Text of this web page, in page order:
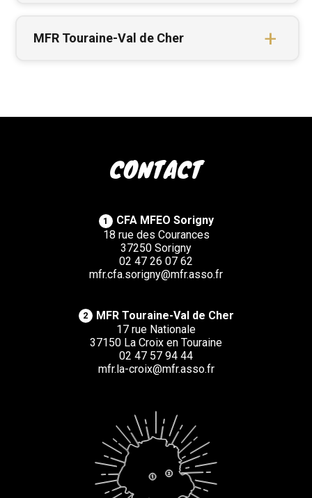
MFR Touraine-Val de Cher
CONTACT
1
CFA MFEO Sorigny
18 rue des Courances
37250 Sorigny
02 47 26 07 62
mfr.cfa.sorigny@mfr.asso.fr
2
MFR Touraine-Val de Cher
17 rue Nationale
37150 La Croix en Touraine
02 47 57 94 44
mfr.la-croix@mfr.asso.fr